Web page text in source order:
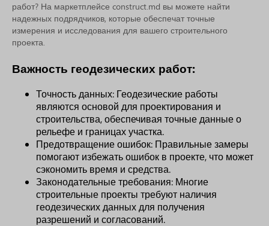
работ? На маркетплейсе construct.md вы можете найти
надежных подрядчиков, которые обеспечат точные
измерения и исследования для вашего строительного
проекта.
Важность геодезических работ:
Точность данных: Геодезические работы
являются основой для проектирования и
строительства, обеспечивая точные данные о
рельефе и границах участка.
Предотвращение ошибок: Правильные замеры
помогают избежать ошибок в проекте, что может
сэкономить время и средства.
Законодательные требования: Многие
строительные проекты требуют наличия
геодезических данных для получения
разрешений и согласований.